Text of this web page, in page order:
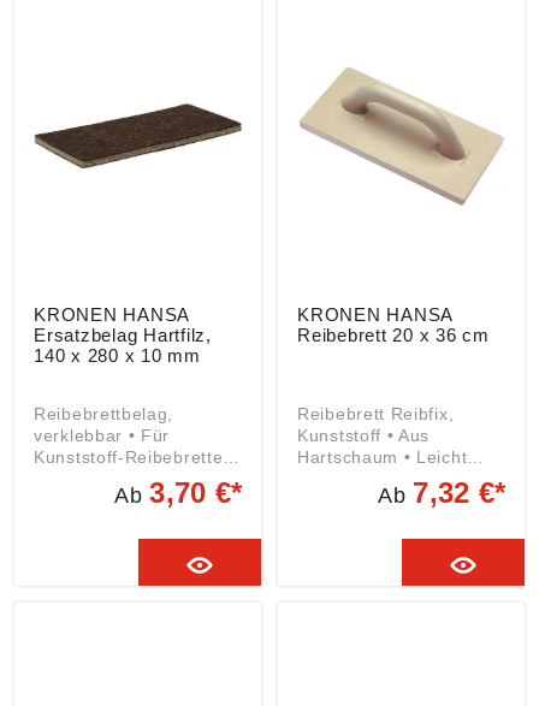
werk.com
KRONEN HANSA
Ersatzbelag Hartfilz,
140 x 280 x 10 mm
Reibebrettbelag,
verklebbar • Für
Kunststoff-Reibebretter
• Verklebbar, nicht
selbstklebend Angaben
Produktsicherheitsveror
dnung ((EU) 2023/998):
Kronen-Hansa-Werk
Ab3,70 €*
KRONEN HANSA
Reibebrett 20 x 36 cm
Reibebrett Reibfix,
Kunststoff • Aus
Hartschaum • Leicht
formbeständig und
verzugsfrei Angaben
Produktsicherheitsveror
dnung ((EU) 2023/998):
Kronen-Hansa-Werk
Ab 7,32 €*